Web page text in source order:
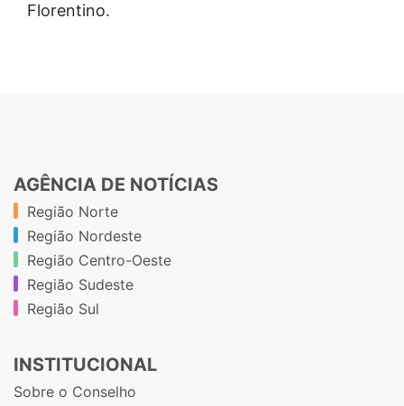
Florentino.
AGÊNCIA DE NOTÍCIAS
Região Norte
Região Nordeste
Região Centro-Oeste
Região Sudeste
Região Sul
INSTITUCIONAL
Sobre o Conselho